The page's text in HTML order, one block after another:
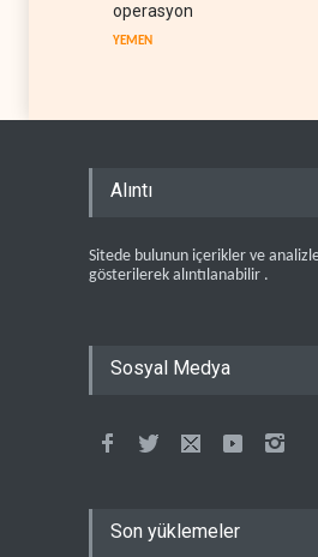
operasyon
YEMEN
Alıntı
Sitede bulunun içerikler ve
gösterilerek alıntılanabilir .
Sosyal Medya
Son yüklemeler